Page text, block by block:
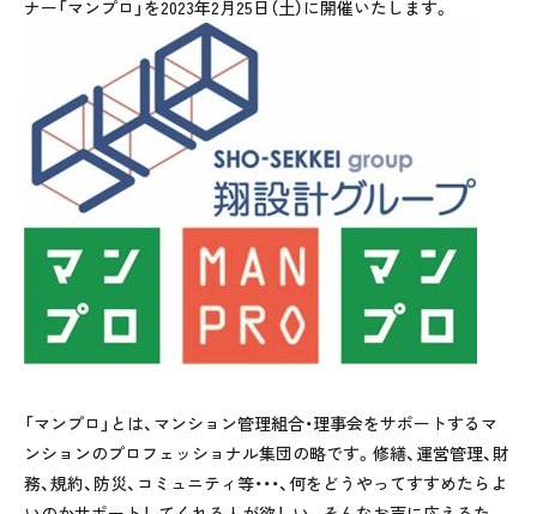
ナー「マンプロ」を2023年2月25日（土）に開催いたします。
「マンプロ」とは、マンション管理組合・理事会をサポートするマ
ンションのプロフェッショナル集団の略です。修繕、運営管理、財
務、規約、防災、コミュニティ等・・・、何をどうやってすすめたらよ